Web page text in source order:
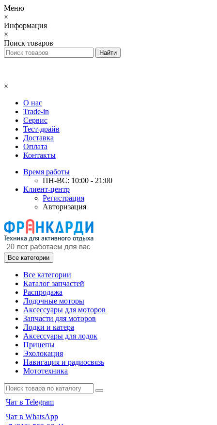
Меню
×
Информация
×
Поиск товаров
×
О нас
Trade-in
Сервис
Тест-драйв
Доставка
Оплата
Контакты
Время работы
ПН-ВС: 10:00 - 21:00
Клиент-центр
Регистрация
Авторизация
Все категории
Все категории
Каталог запчастей
Распродажа
Лодочные моторы
Аксессуары для моторов
Запчасти для моторов
Лодки и катера
Аксессуары для лодок
Прицепы
Эхолокация
Навигация и радиосвязь
Мототехника
Чат в Telegram
Чат в WhatsApp